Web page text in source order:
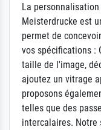
La
Meisterdrucke est
permet de
vos spécifications :
taille de l'image,
ajoutez un vitrage
proposons
telles que des
intercalaires. Notre